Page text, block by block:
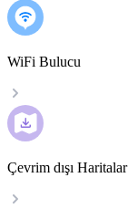
WiFi Bulucu
Çevrim dışı Haritalar